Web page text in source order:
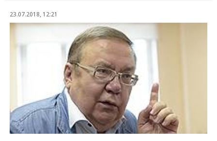
23.07.2018, 12:21